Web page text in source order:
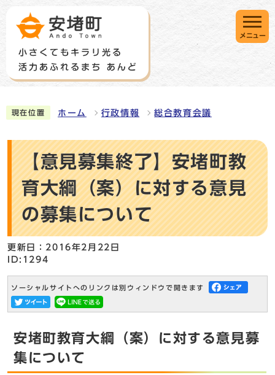
メニュー
現在位置 ホーム 行政情報 総合教育会議
【意見募集終了】安堵町教
育大綱（案）に対する意見
の募集について
更新日：2016年2月22日
ID:1294
ソーシャルサイトへのリンクは別ウィンドウで開きます
安堵町教育大綱（案）に対する意見募
集について